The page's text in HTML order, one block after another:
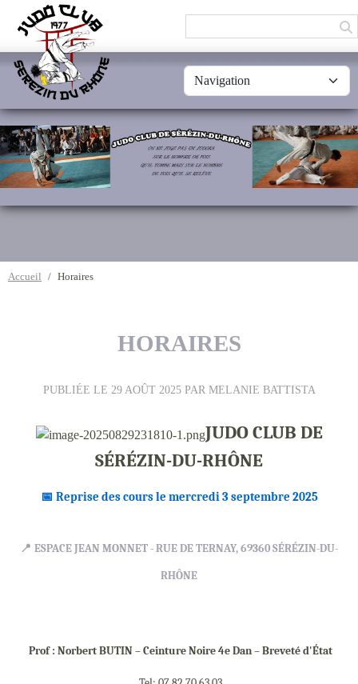
Accueil Horaires
HORAIRES
PUBLIÉE LE 29 AOÛT 2025PAR MELANIE BATTISTA
JUDO CLUB DE
SÉRÉZIN-DU-RHÔNE
📅 Reprise des cours le mercredi 3 septembre 2025
📍 ESPACE JEAN MONNET - RUE DE TERNAY, 69360 SÉRÉZIN-DU-
RHÔNE
Prof : Norbert BUTIN – Ceinture Noire 4e Dan – Brevetéd'État
Panneau de gestion des cookies